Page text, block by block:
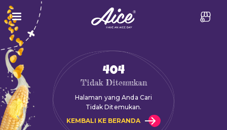
404
Tidak Ditemukan
Halaman yang Anda Cari
Tidak Ditemukan.
KEMBALI KE BERANDA